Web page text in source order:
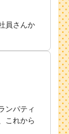
員さんか
ンパティ
これから